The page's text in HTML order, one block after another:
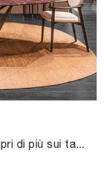
Vuoi completare spazi design? Scopri di più sui tavoli design fissi: il modello da pranzo Skorpio Marble ti attende.